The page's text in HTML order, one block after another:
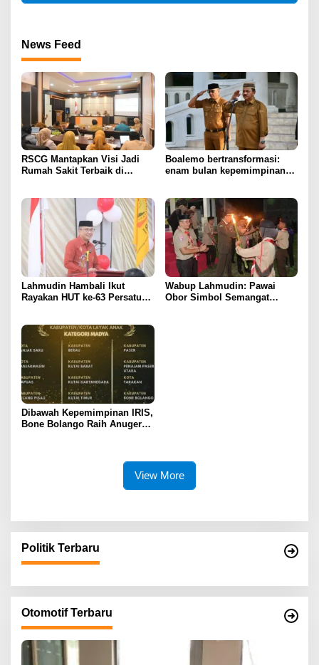
News Feed
RSCG Mantapkan Visi Jadi
Rumah Sakit Terbaik di
Boalemo bertransformasi:
enam bulan kepemimpinan
Prabowo
Lahmudin Hambali Ikut
Rayakan HUT ke-63 Persatuan
Wabup Lahmudin: Pawai
Obor Simbol Semangat
Dibawah Kepemimpinan IRIS,
Bone Bolango Raih Anugerah
View More
Politik Terbaru
Otomotif Terbaru